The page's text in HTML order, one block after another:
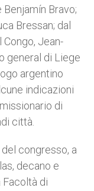
Bravo;
Bressan; dal
Jean-
general di Liege
argentino
indicazioni
di
città.
congresso, a
decano e
di